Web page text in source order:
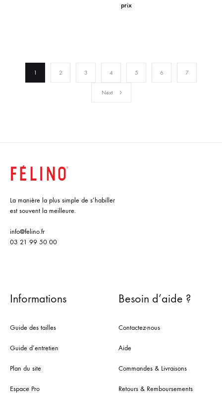
prix
1 2 3 4 5 6 7
Next
La manière la plus simple de s’habiller
est souvent la meilleure.
info@felino.fr
03 21 99 50 00
Informations
Guide des tailles
Guide d’entretien
Plan du site
Espace Pro
Besoin d’aide ?
Contactez-nous
Aide
Commandes & Livraisons
Retours & Remboursements